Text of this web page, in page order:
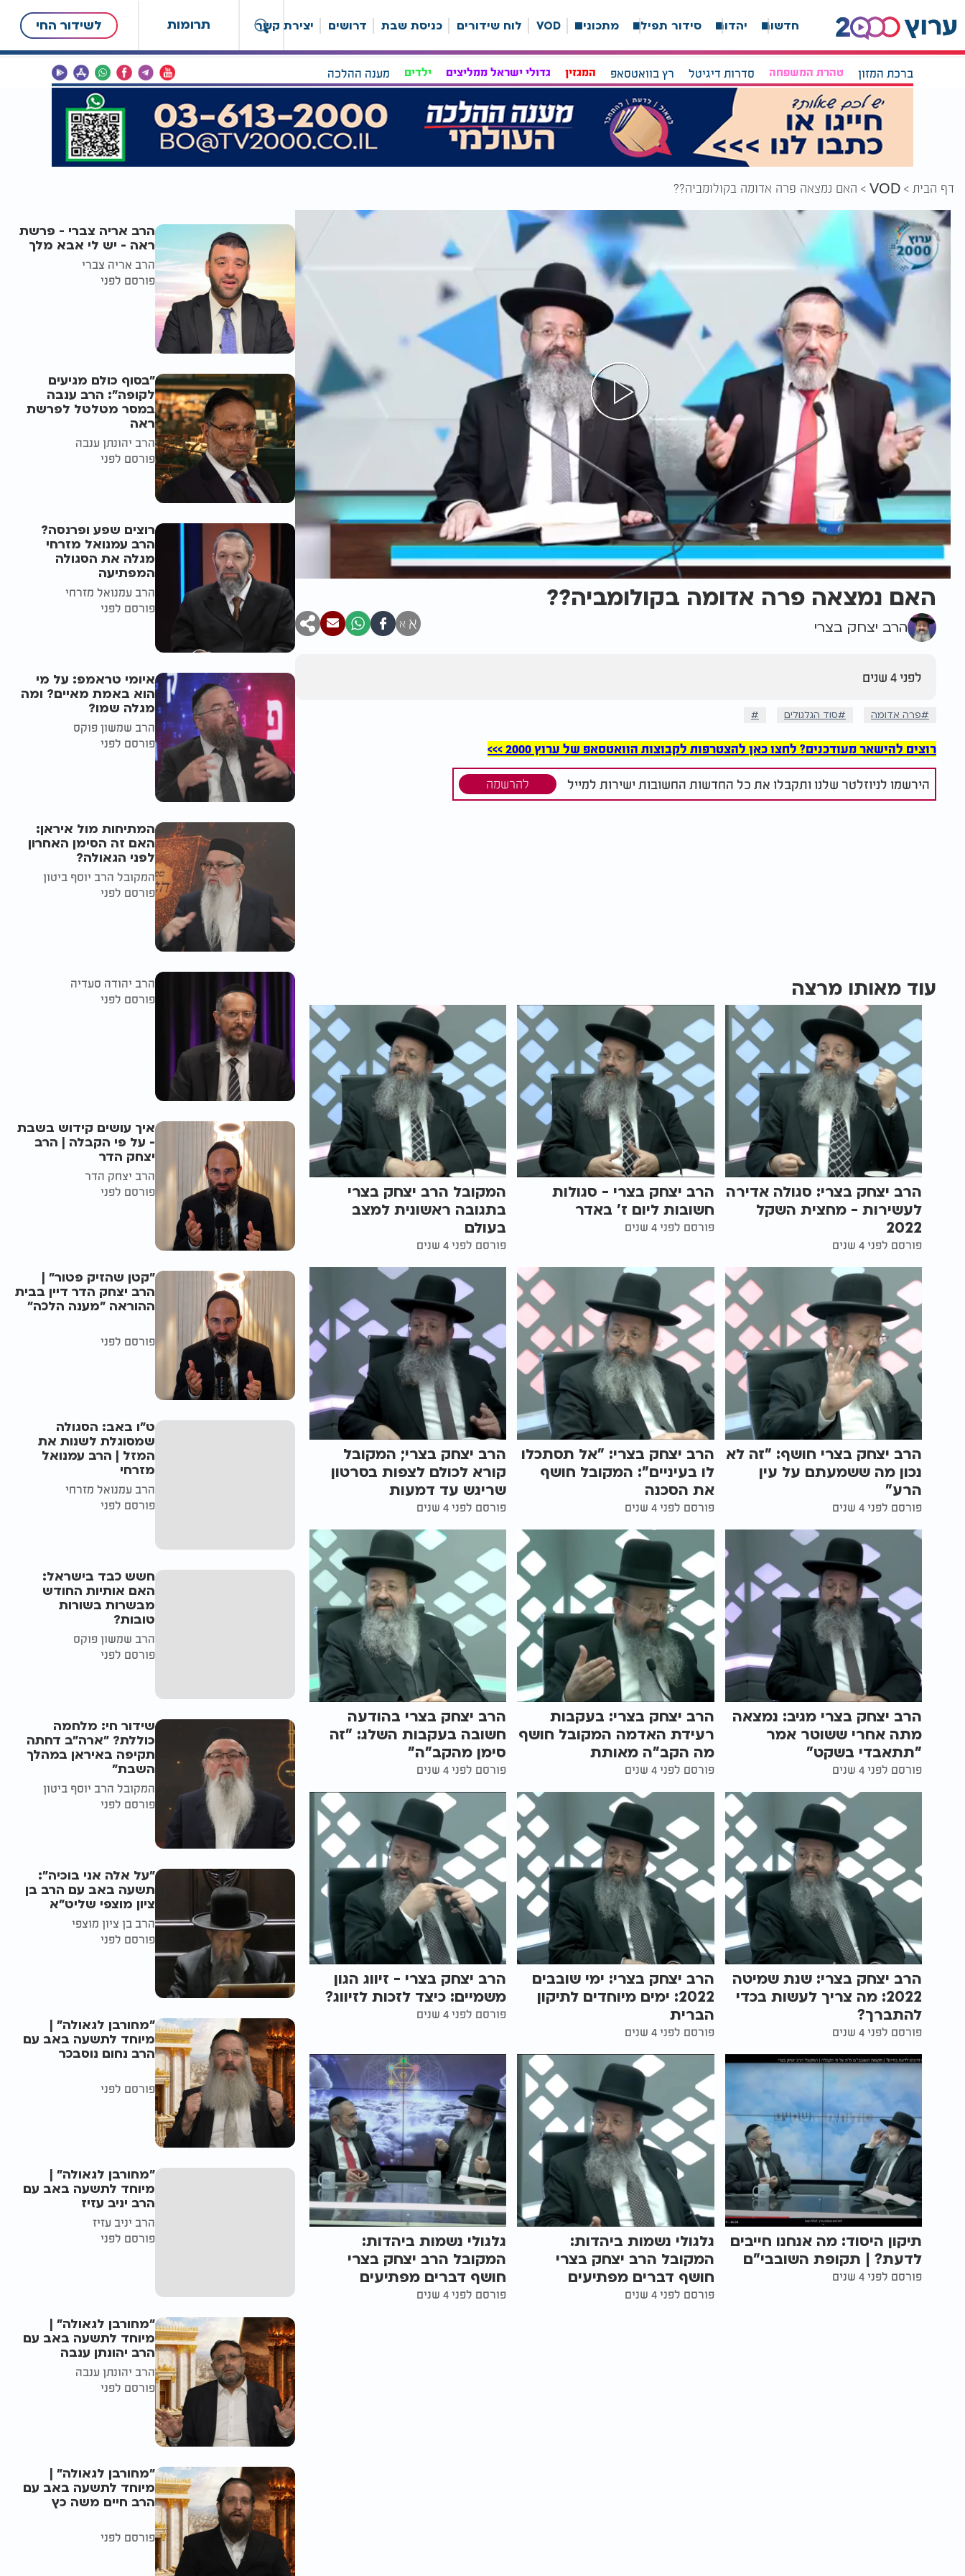
תרומות לשידור החי חדשות יהדות סידור תפילה מתכונים VOD לוח שידורים כניסת שבת דרושים יצירת קשר
ברכת המזון טהרת המשפחה סדרות דיגיטל רץ בוואטסאפ המגזין גדולי ישראל ממליצים ילדים מענה ההלכה
דף הבית VOD האם נמצאה פרה אדומה בקולומביה??
האם נמצאה פרה אדומה בקולומביה??
הרב יצחק בצרי א א
לפני 4 שנים
פרה אדומה סוד הגלגולים
רוצים להישאר מעודכנים? לחצו כאן להצטרפות לקבוצות הוואטסאפ של ערוץ 2000 >>>
הירשמו לניוזלטר שלנו ותקבלו את כל החדשות החשובות ישירות למייל להרשמה
עוד מאותו מרצה
הרב יצחק בצרי: סגולה אדירה
לעשירות - מחצית השקל
2022
פורסם לפני 4 שנים
הרב יצחק בצרי - סגולות
חשובות ליום ז' באדר
פורסם לפני 4 שנים
המקובל הרב יצחק בצרי
בתגובה ראשונית למצב
בעולם
פורסם לפני 4 שנים
הרב יצחק בצרי חושף: "זה לא
נכון מה ששמעתם על עין
הרע"
פורסם לפני 4 שנים
הרב יצחק בצרי: "אל תסתכלו
לו בעיניים": המקובל חושף
את הסכנה
פורסם לפני 4 שנים
הרב יצחק בצרי; המקובל
קורא לכולם לצפות בסרטון
שריגש עד דמעות
פורסם לפני 4 שנים
הרב יצחק בצרי מגיב: נמצאה
מתה אחרי ששוטר אמר
"תתאבדי בשקט"
פורסם לפני 4 שנים
הרב יצחק בצרי: בעקבות
רעידת האדמה המקובל חושף
מה הקב"ה מאותת
פורסם לפני 4 שנים
הרב יצחק בצרי בהודעה
חשובה בעקבות השלג: "זה
סימן מהקב"ה"
פורסם לפני 4 שנים
הרב יצחק בצרי: שנת שמיטה
2022: מה צריך לעשות בכדי
להתברך?
פורסם לפני 4 שנים
הרב יצחק בצרי: ימי שובבים
2022: ימים מיוחדים לתיקון
הברית
פורסם לפני 4 שנים
הרב יצחק בצרי - זיווג הגון
משמיים: כיצד לזכות לזיווג?
פורסם לפני 4 שנים
תיקון היסוד: מה אנחנו חייבים
לדעת? | תקופת השובבי"ם
פורסם לפני 4 שנים
גלגולי נשמות ביהדות:
המקובל הרב יצחק בצרי
חושף דברים מפתיעים
פורסם לפני 4 שנים
גלגולי נשמות ביהדות:
המקובל הרב יצחק בצרי
חושף דברים מפתיעים
פורסם לפני 4 שנים
הרב אריה צברי - פרשת
ראה - יש לי אבא מלך
הרב אריה צברי
פורסם לפני
"בסוף כולם מגיעים
לקופה": הרב ענבה
במסר מטלטל לפרשת
ראה
הרב יהונתן ענבה
פורסם לפני
רוצים שפע ופרנסה?
הרב עמנואל מזרחי
מגלה את הסגולה
המפתיעה
הרב עמנואל מזרחי
פורסם לפני
איומי טראמפ: על מי
הוא באמת מאיים? ומה
מגלה שמו?
הרב שמשון פוקס
פורסם לפני
המתיחות מול איראן:
האם זה הסימן האחרון
לפני הגאולה?
המקובל הרב יוסף ביטון
פורסם לפני
הרב יהודה סעדיה
פורסם לפני
איך עושים קידוש בשבת
- על פי הקבלה | הרב
יצחק הדר
הרב יצחק הדר
פורסם לפני
"קטן שהזיק פטור" |
הרב יצחק הדר דיין בבית
ההוראה "מענה הלכה"
פורסם לפני
ט"ו באב: הסגולה
שמסוגלת לשנות את
המזל | הרב עמנואל
מזרחי
הרב עמנואל מזרחי
פורסם לפני
חשש כבד בישראל:
האם אותיות החודש
מבשרות בשורות
טובות?
הרב שמשון פוקס
פורסם לפני
שידור חי: מלחמה
כוללת? ״ארה"ב דחתה
תקיפה באיראן במהלך
השבת״
המקובל הרב יוסף ביטון
פורסם לפני
"על אלה אני בוכיה":
תשעה באב עם הרב בן
ציון מוצפי שליט"א
הרב בן ציון מוצפי
פורסם לפני
"מחורבן לגאולה" |
מיוחד לתשעה באב עם
הרב נחום נוסבכר
פורסם לפני
"מחורבן לגאולה" |
מיוחד לתשעה באב עם
הרב יניב עזיז
הרב יניב עזיז
פורסם לפני
"מחורבן לגאולה" |
מיוחד לתשעה באב עם
הרב יהונתן ענבה
הרב יהונתן ענבה
פורסם לפני
"מחורבן לגאולה" |
מיוחד לתשעה באב עם
הרב חיים משה כץ
פורסם לפני